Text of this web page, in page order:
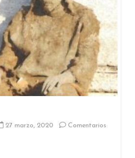
27 marzo, 2020 Comentarios